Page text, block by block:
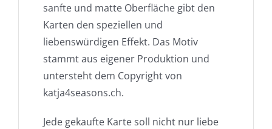
sanfte und matte Oberfläche gibt den
Karten den speziellen und
liebenswürdigen Effekt. Das Motiv
stammt aus eigener Produktion und
untersteht dem Copyright von
katja4seasons.ch.
Jede gekaufte Karte soll nicht nur liebe